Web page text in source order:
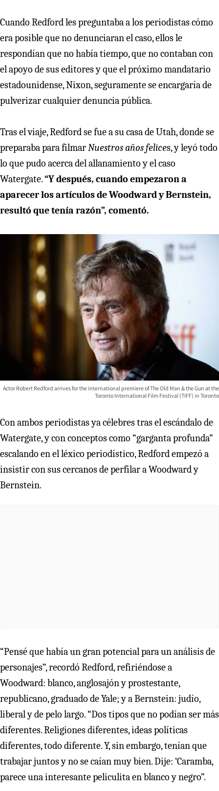
Cuando Redford les preguntaba a los periodistas cómo
era posible que no denunciaran el caso, ellos le
respondían que no había tiempo, que no contaban con
el apoyo de sus editores y que el próximo mandatario
estadounidense, Nixon, seguramente se encargaría de
pulverizar cualquier denuncia pública.
Tras el viaje, Redford se fue a su casa de Utah, donde se
preparaba para filmarNuestros años felices, y leyó todo
lo que pudo acerca del allanamiento y el caso
Watergate.“Y después, cuando empezaron a
aparecer los artículos de Woodward y Bernstein,
resultó que tenía razón”, comentó.
Actor Robert Redford arrives for the international premiere of The Old Man & the Gun at the
Toronto International Film Festival (TIFF) in Toronto
Con ambos periodistas ya célebres tras el escándalo de
Watergate, y con conceptos como “garganta profunda”
escalando en el léxico periodístico, Redford empezó a
insistir con sus cercanos de perfilar a Woodward y
Bernstein.
“Pensé que había un gran potencial para un análisis de
personajes”, recordó Redford, refiriéndose a
Woodward: blanco, anglosajón y prostestante,
republicano, graduado de Yale; y a Bernstein: judío,
liberal y de pelo largo. “Dos tipos que no podían ser más
diferentes. Religiones diferentes, ideas políticas
diferentes, todo diferente. Y, sin embargo, tenían que
trabajar juntos y no se caían muy bien. Dije: ‘Caramba,
parece una interesante peliculita en blanco y negro”.